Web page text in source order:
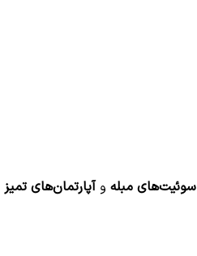
سوئیت‌های مبله وآپارتمان‌های تمیز